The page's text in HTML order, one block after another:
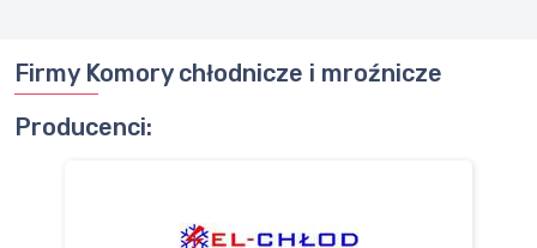
Firmy Komory chłodnicze i mroźnicze
Producenci: